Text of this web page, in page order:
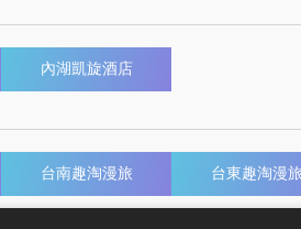
內湖凱旋酒店
台南趣淘漫旅 台東趣淘漫旅